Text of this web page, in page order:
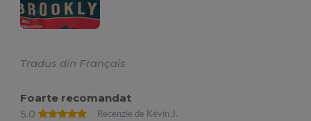
Tradus din Français
Foarte recomandat
5.0
Recenzie de Kévin J.